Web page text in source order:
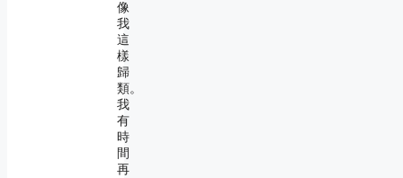
像
我
這
樣
歸
類。
我
有
時
間
再